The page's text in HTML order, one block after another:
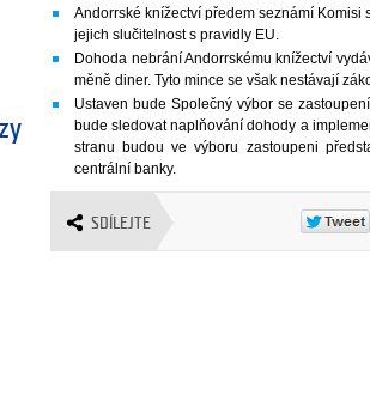
Andorrské knížectví předem seznámí
jejich slučitelnost s pravidly EU.
Dohoda nebrání Andorrskému knížectví
měně diner. Tyto mince se však nestávají
Ustaven bude Společný výbor se
bude sledovat naplňování dohody a
stranu budou ve výboru zastoupeni
centrální banky.
SDÍLEJTE